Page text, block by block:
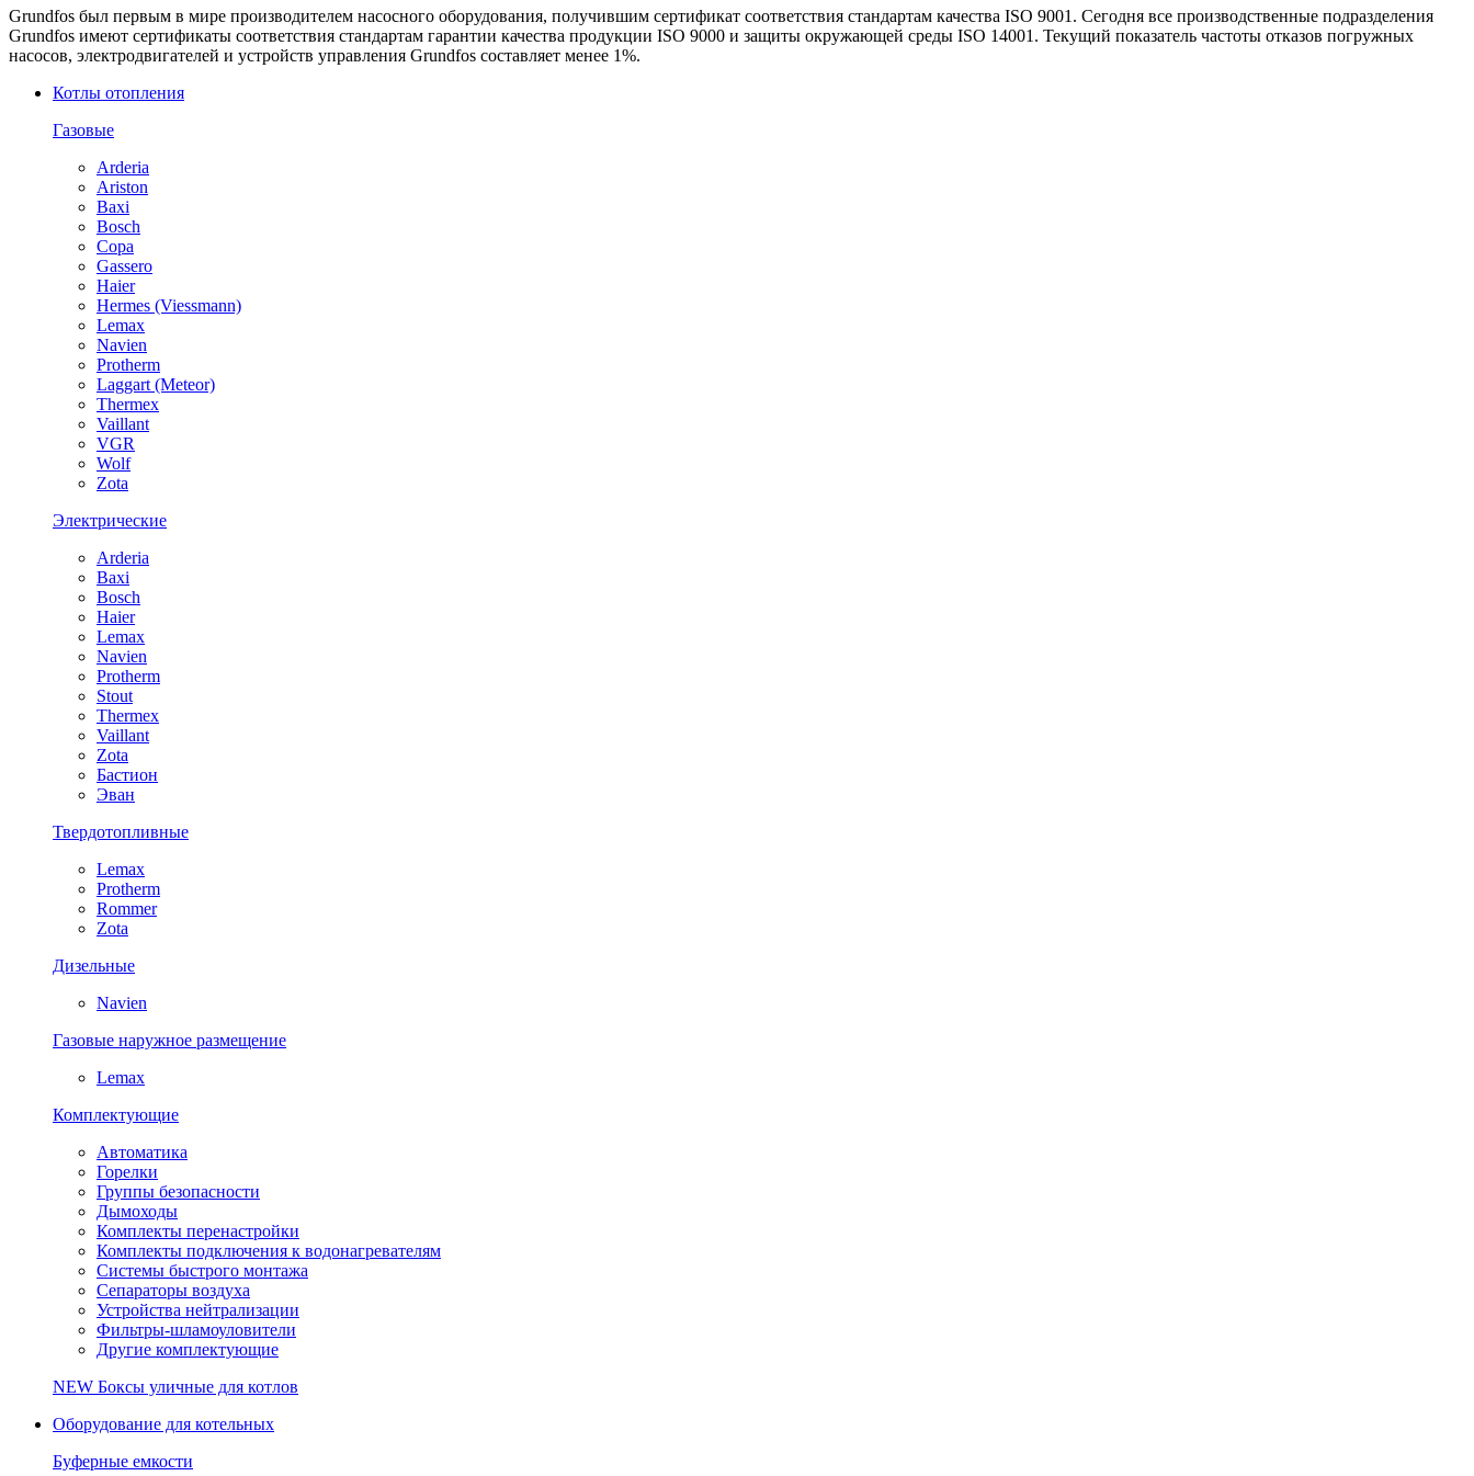
Grundfos был первым в мире производителем насосного оборудования, получившим сертификат соответствия стандартам качества ISO 9001. Сегодня все производственные подразделения
Grundfos имеют сертификаты соответствия стандартам гарантии качества продукции ISO 9000 и защиты окружающей среды ISO 14001. Текущий показатель частоты отказов погружных
насосов, электродвигателей и устройств управления Grundfos составляет менее 1%.
Котлы отопления
Газовые
Arderia
Ariston
Baxi
Bosch
Copa
Gassero
Haier
Hermes (Viessmann)
Lemax
Navien
Protherm
Laggart (Meteor)
Thermex
Vaillant
VGR
Wolf
Zota
Электрические
Arderia
Baxi
Bosch
Haier
Lemax
Navien
Protherm
Stout
Thermex
Vaillant
Zota
Бастион
Эван
Твердотопливные
Lemax
Protherm
Rommer
Zota
Дизельные
Navien
Газовые наружное размещение
Lemax
Комплектующие
Автоматика
Горелки
Группы безопасности
Дымоходы
Комплекты перенастройки
Комплекты подключения к водонагревателям
Системы быстрого монтажа
Сепараторы воздуха
Устройства нейтрализации
Фильтры-шламоуловители
Другие комплектующие
NEW Боксы уличные для котлов
Оборудование для котельных
Буферные емкости